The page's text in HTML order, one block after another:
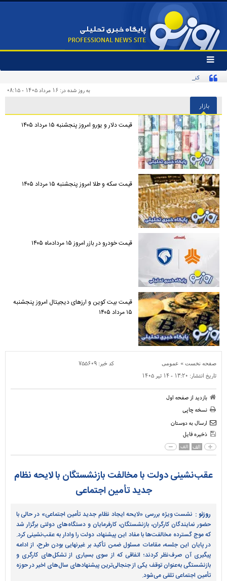
تغییر
وضعیت
منوی
ها
کنایه تند یک روزنامه به «پیروزی‌طلبان زودهنگام» و مخاطبان اینترنشنال
به روز شده در: ۱۶ مرداد ۱۴۰۵ - ۰۸:۱۵
بازار
قیمت دلار و یورو امروز پنجشنبه ۱۵ مرداد ۱۴۰۵
قیمت سکه و طلا امروز پنجشنبه ۱۵ مرداد ۱۴۰۵
قیمت خودرو در بازر امروز ۱۵ مردادماه ۱۴۰۵
قیمت بیت کوین و ارز‌های دیجیتال امروز پنجشنبه
۱۵ مرداد ۱۴۰۵
صفحه نخست » عمومی کد خبر: ۷۵۵۶۰۹
تاریخ انتشار: ۱۳:۲۰ - ۱۴ تير ۱۴۰۵
بازدید از صفحه اول
نسخه چاپی
ارسال به دوستان
ذخیره فایل
الف الف
عقب‌نشینی دولت با مخالفت بازنشستگان با لایحه نظام
جدید تأمین اجتماعی
روزنو : نشست ویژه بررسی «لایحه ایجاد نظام جدید تأمین اجتماعی» در حالی با
حضور نمایندگان کارگران، بازنشستگان، کارفرمایان و دستگاه‌های دولتی برگزار شد
که موج گسترده مخالفت‌ها با مفاد این پیشنهاد، دولت را وادار به عقب‌نشینی کرد.
در پایان این جلسه، مقامات مسئول ضمن تأکید بر غیرنهایی بودن طرح، از ادامه
پیگیری آن صرف‌نظر کردند؛ اتفاقی که از سوی بسیاری از تشکل‌های کارگری و
بازنشستگی به‌عنوان توقف یکی از جنجالی‌ترین پیشنهادهای سال‌های اخیر در حوزه
تأمین اجتماعی تلقی می‌شود.